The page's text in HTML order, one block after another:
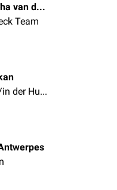
Natascha van den Höfel
Team
Student/in der Humanmedizin